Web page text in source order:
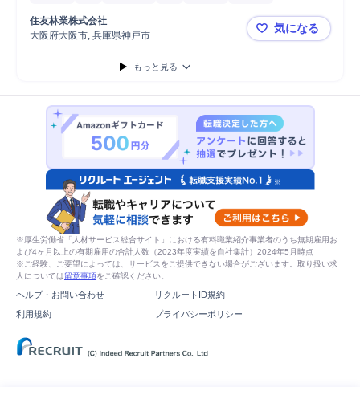
家具/インテリア
住友林業株式会社
大阪府大阪市, 兵庫県神戸市
🟩国内最大
気になる
もっと見る
※厚生労働省「人材サービス総合サイト」における有料職業紹介事業者のうち無期雇用お
よび4ヶ月以上の有期雇用の合計人数（2023年度実績を自社集計）2024年5月時点
※ご経験、ご要望によっては、サービスをご提供できない場合がございます。取り扱い求
人については留意事項をご確認ください。
ヘルプ・お問い合わせ
リクルートID規約
利用規約
プライバシーポリシー